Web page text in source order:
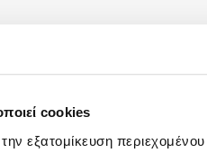
cookies
εξατομίκευση
(2ος όροφος)